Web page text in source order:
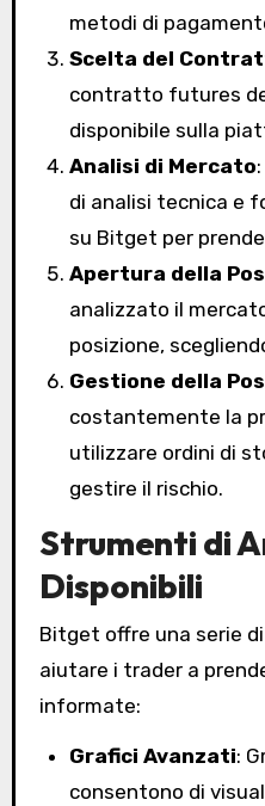
metodi di
Scelta del
contratto futures
disponibile sulla
Analisi di Mercato
di analisi tecnica e
su Bitget per
Apertura della
analizzato il
posizione,
Gestione della
costantemente la
utilizzare ordini di
gestire il rischio.
Strumenti di
Disponibili
Bitget offre una serie
aiutare i trader a
informate:
Grafici Avanzati:
consentono di